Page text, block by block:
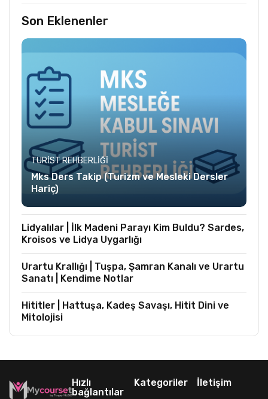
Son Eklenenler
TURIST REHBERLIĞI
Mks Ders Takip (Turizm ve Mesleki Dersler
Hariç)
Lidyalılar | İlk Madeni Parayı Kim Buldu? Sardes,
Kroisos ve Lidya Uygarlığı
Urartu Krallığı | Tuşpa, Şamran Kanalı ve Urartu
Sanatı | Kendime Notlar
Hititler | Hattuşa, Kadeş Savaşı, Hitit Dini ve
Mitolojisi
Hızlı
bağlantılar
Kategoriler İletişim